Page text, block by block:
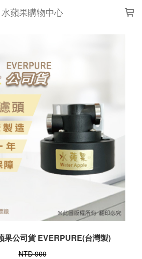
水蘋果購物中心
果公司貨 EVERPURE(台灣製)
NTD 900